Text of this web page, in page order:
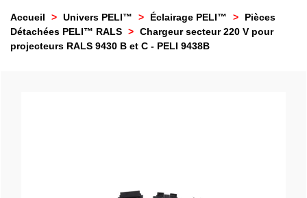
Accueil > Univers PELI™ > Éclairage PELI™ >
Pièces
Détachées PELI™ RALS > Chargeur secteur 220 V pour
projecteurs RALS 9430 B et C - PELI 9438B